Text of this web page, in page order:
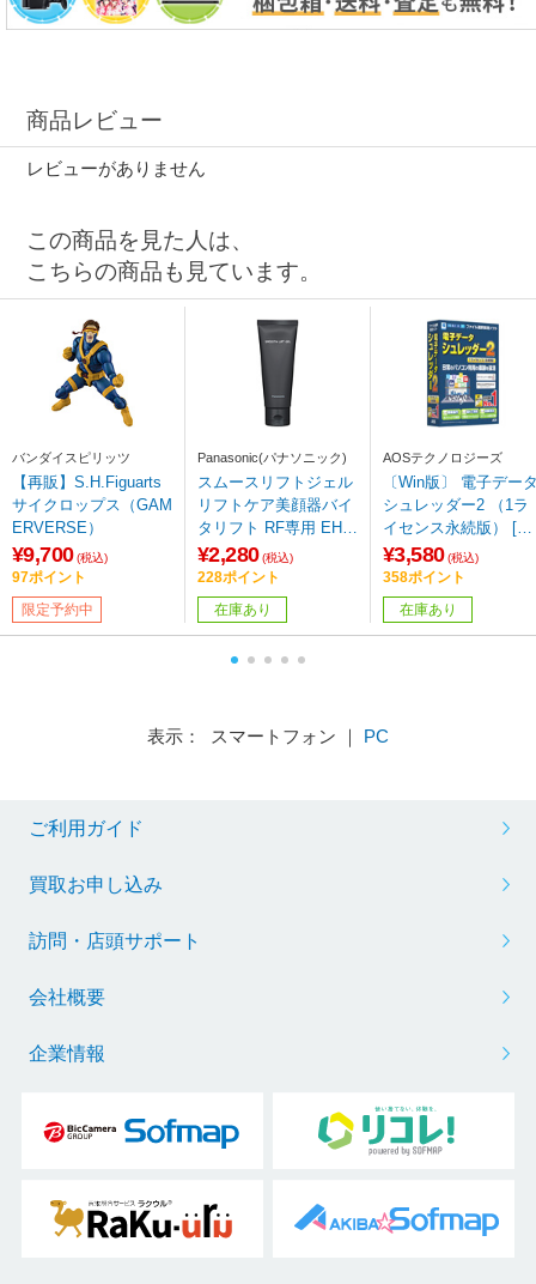
商品レビュー
レビューがありません
この商品を見た人は、
こちらの商品も見ています。
バンダイスピリッツ
【再販】S.H.Figuarts
サイクロップス（GAM
ERVERSE）
¥9,700 (税込)
97ポイント
限定予約中
Panasonic(パナソニック)
スムースリフトジェル
リフトケア美顔器バイ
タリフト RF専用 EH-4
R03
¥2,280 (税込)
228ポイント
在庫あり
AOSテクノロジーズ
〔Win版〕 電子デー
シュレッダー2 （1ラ
イセンス永続版）
dows用]
¥3,580 (税込)
358ポイント
在庫あり
表示： スマートフォン ｜ PC
ご利用ガイド
買取お申し込み
訪問・店頭サポート
会社概要
企業情報